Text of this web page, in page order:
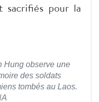
sacrifiés pour la
Hung observe une
des soldats
tombés au Laos.